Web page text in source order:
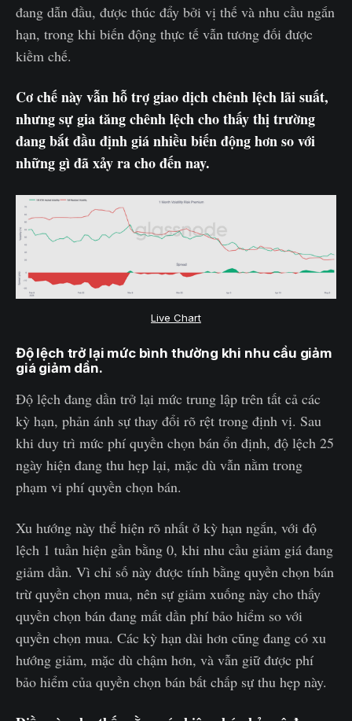
đang dẫn đầu, được thúc đẩy bởi vị thế và nhu cầu ngắn
hạn, trong khi biến động thực tế vẫn tương đối được
kiềm chế.
Cơ chế này vẫn hỗ trợ giao dịch chênh lệch lãi suất,
nhưng sự gia tăng chênh lệch cho thấy thị trường
đang bắt đầu định giá nhiều biến động hơn so với
những gì đã xảy ra cho đến nay.
Live Chart
Độ lệch trở lại mức bình thường khi nhu cầu giảm
giá giảm dần.
Độ lệch đang dần trở lại mức trung lập trên tất cả các
kỳ hạn, phản ánh sự thay đổi rõ rệt trong định vị. Sau
khi duy trì mức phí quyền chọn bán ổn định, độ lệch 25
ngày hiện đang thu hẹp lại, mặc dù vẫn nằm trong
phạm vi phí quyền chọn bán.
Xu hướng này thể hiện rõ nhất ở kỳ hạn ngắn, với độ
lệch 1 tuần hiện gần bằng 0, khi nhu cầu giảm giá đang
giảm dần. Vì chỉ số này được tính bằng quyền chọn bán
trừ quyền chọn mua, nên sự giảm xuống này cho thấy
quyền chọn bán đang mất dần phí bảo hiểm so với
quyền chọn mua. Các kỳ hạn dài hơn cũng đang có xu
hướng giảm, mặc dù chậm hơn, và vẫn giữ được phí
bảo hiểm của quyền chọn bán bất chấp sự thu hẹp này.